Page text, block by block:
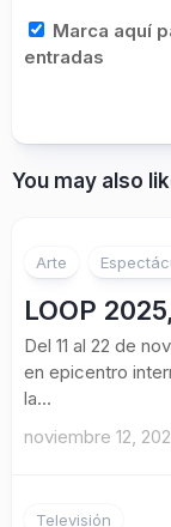
Marca aquí
entradas
You may also
Arte
LOOP
Del 11 al 22 de
en epicentro
la...
noviembre 12,
Televisión